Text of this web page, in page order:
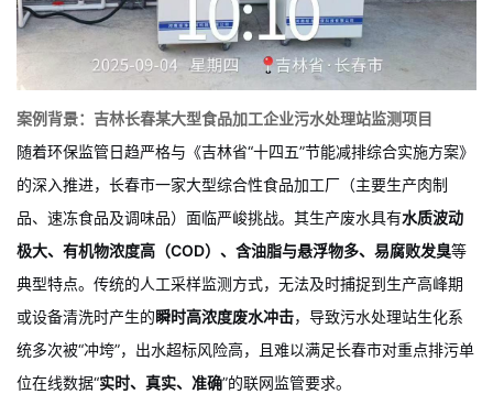
案例背景：吉林长春某大型食品加工企业污水处理站监测项目
随着环保监管日趋严格与《吉林省“十四五”节能减排综合实施方案》
的深入推进，长春市一家大型综合性食品加工厂（主要生产肉制
品、速冻食品及调味品）面临严峻挑战。其生产废水具有水质波动
极大、有机物浓度高（COD）、含油脂与悬浮物多、易腐败发臭等
典型特点。传统的人工采样监测方式，无法及时捕捉到生产高峰期
或设备清洗时产生的瞬时高浓度废水冲击，导致污水处理站生化系